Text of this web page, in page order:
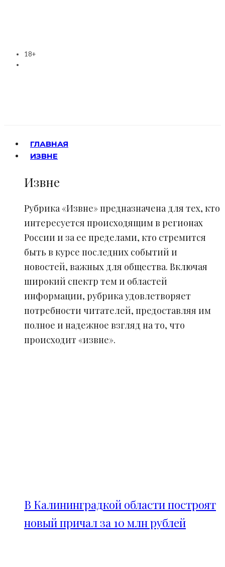
18+
ГЛАВНАЯ
ИЗВНЕ
Извне
Рубрика «Извне» предназначена для тех, кто
интересуется происходящим в регионах
России и за ее пределами, кто стремится
быть в курсе последних событий и
новостей, важных для общества. Включая
широкий спектр тем и областей
информации, рубрика удовлетворяет
потребности читателей, предоставляя им
полное и надежное взгляд на то, что
происходит «извне».
В Калининградкой области построят
новый причал за 10 млн рублей